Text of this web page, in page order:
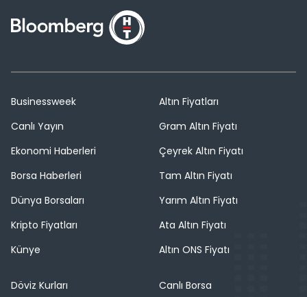
Businessweek
Canlı Yayın
Ekonomi Haberleri
Borsa Haberleri
Dünya Borsaları
Kripto Fiyatları
Künye
Altın Fiyatları
Gram Altın Fiyatı
Çeyrek Altın Fiyatı
Tam Altın Fiyatı
Yarım Altın Fiyatı
Ata Altın Fiyatı
Altın ONS Fiyatı
Döviz Kurları
Canlı Borsa